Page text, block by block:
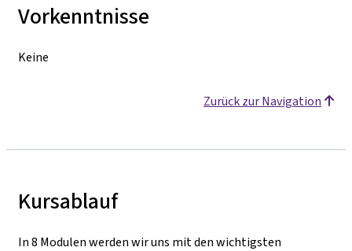
Vorkenntnisse
Keine
Zurück zur Navigation
Kursablauf
In 8 Modulen werden wir uns mit den wichtigsten